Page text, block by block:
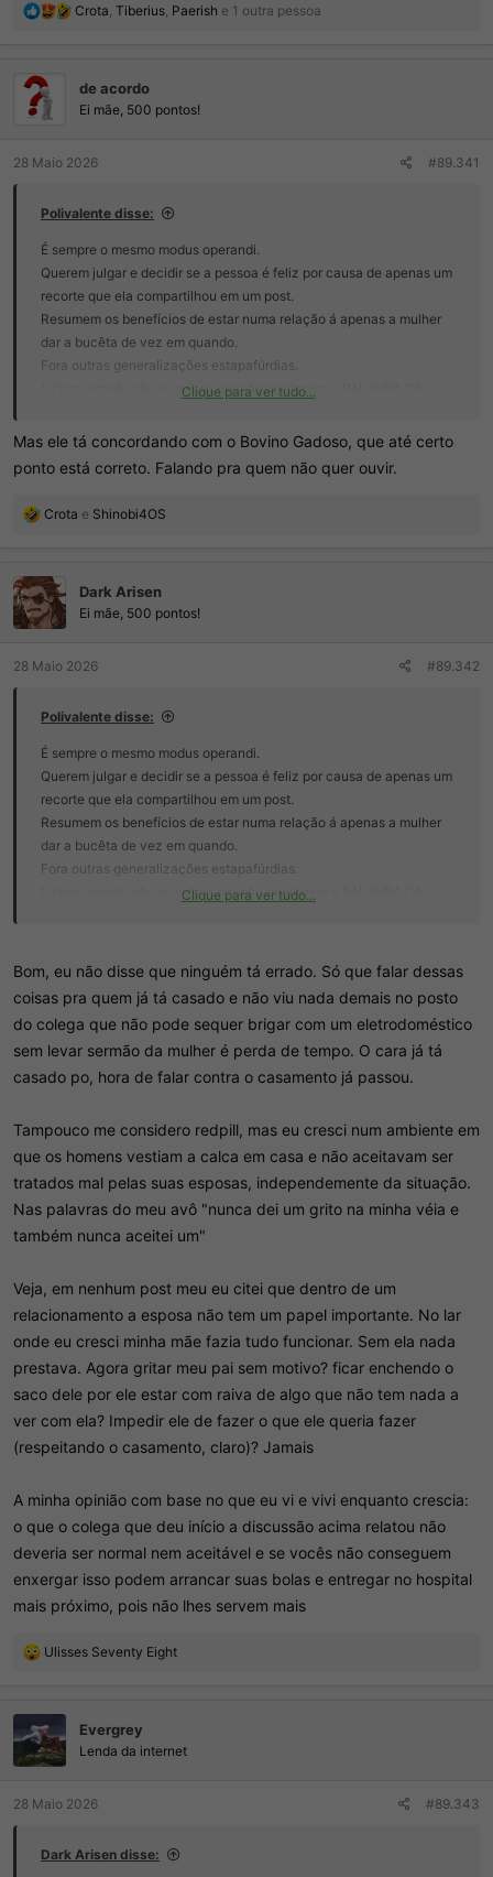
R
õ
e
Crota, Tiberius, Paerish e 1 outra pessoa
de acordo
Ei mãe, 500 pontos!
28 Maio 2026 #89.341
Polivalente disse:
É sempre o mesmo modus operandi.
Querem julgar e decidir se a pessoa é feliz por causa de apenas um
recorte que ela compartilhou em um post.
Resumem os benefícios de estar numa relação á apenas a mulher
dar a bucêta de vez em quando.
Fora outras generalizações estapafúrdias.
E claro, errado são os outros por não aceitarem a PALAVRA DA
Clique para ver tudo...
Mas ele tá concordando com o Bovino Gadoso, que até certo
ponto está correto. Falando pra quem não quer ouvir.
R
ç
õ
e
s
Crota e Shinobi4OS
Dark Arisen
Ei mãe, 500 pontos!
28 Maio 2026 #89.342
Polivalente disse:
É sempre o mesmo modus operandi.
Querem julgar e decidir se a pessoa é feliz por causa de apenas um
recorte que ela compartilhou em um post.
Resumem os benefícios de estar numa relação á apenas a mulher
dar a bucêta de vez em quando.
Fora outras generalizações estapafúrdias.
E claro, errado são os outros por não aceitarem a PALAVRA DA
Clique para ver tudo...
Bom, eu não disse que ninguém tá errado. Só que falar dessas
coisas pra quem já tá casado e não viu nada demais no posto
do colega que não pode sequer brigar com um eletrodoméstico
sem levar sermão da mulher é perda de tempo. O cara já tá
casado po, hora de falar contra o casamento já passou.
Tampouco me considero redpill, mas eu cresci num ambiente em
que os homens vestiam a calca em casa e não aceitavam ser
tratados mal pelas suas esposas, independemente da situação.
Nas palavras do meu avô "nunca dei um grito na minha véia e
também nunca aceitei um"
Veja, em nenhum post meu eu citei que dentro de um
relacionamento a esposa não tem um papel importante. No lar
onde eu cresci minha mãe fazia tudo funcionar. Sem ela nada
prestava. Agora gritar meu pai sem motivo? ficar enchendo o
saco dele por ele estar com raiva de algo que não tem nada a
ver com ela? Impedir ele de fazer o que ele queria fazer
(respeitando o casamento, claro)? Jamais
A minha opinião com base no que eu vi e vivi enquanto crescia:
o que o colega que deu início a discussão acima relatou não
deveria ser normal nem aceitável e se vocês não conseguem
enxergar isso podem arrancar suas bolas e entregar no hospital
mais próximo, pois não lhes servem mais
R
ç
õ
e
s
Ulisses Seventy Eight
Evergrey
Lenda da internet
28 Maio 2026 #89.343
Dark Arisen disse: